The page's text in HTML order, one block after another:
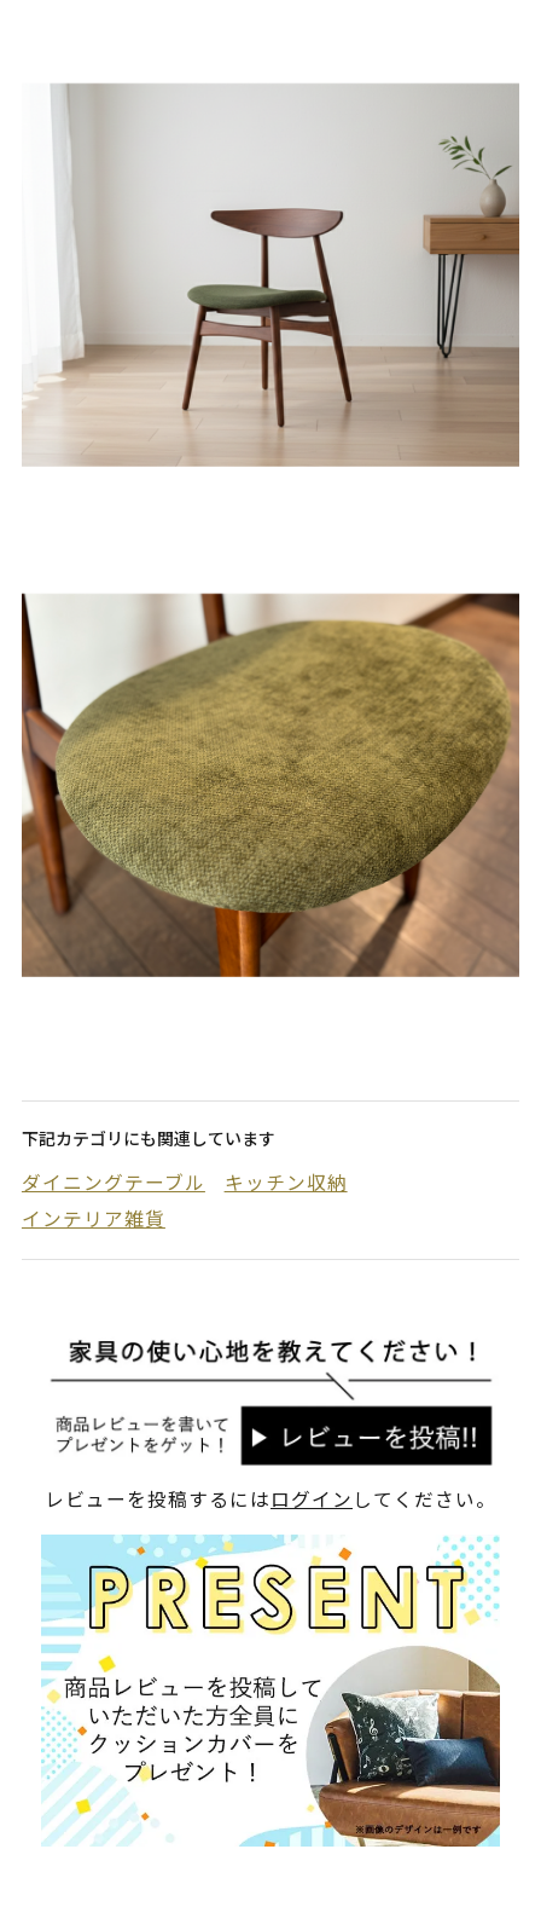
下記カテゴリにも関連しています
ダイニングテーブル
キッチン収納
インテリア雑貨
レビューを投稿するにはログイン してください。